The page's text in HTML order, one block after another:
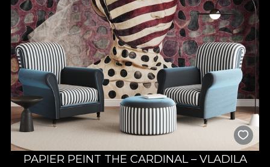
PAPIER PEINT THE CARDINAL – VLADILA